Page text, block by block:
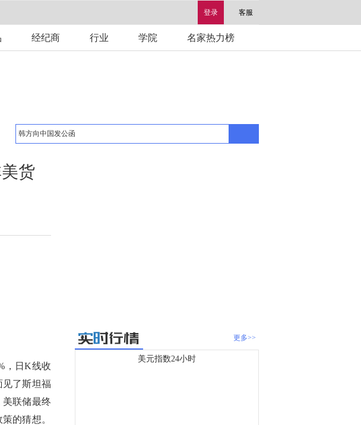
登录 客服
经纪商 行业 学院 名家热力榜
货
，日K线收
见了斯坦福
美联储最终
的猜想。
更多>>
美元指数24小时